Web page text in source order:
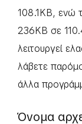
108.1KB, ενώ
236KB σε
λειτουργεί
λάβετε
άλλα
Όνομα